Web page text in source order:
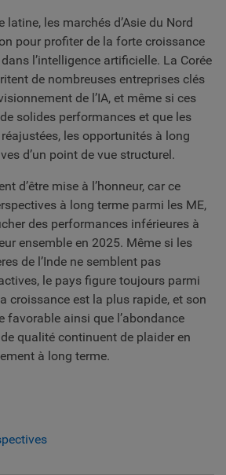
latine, les marchés d’Asie du Nord
pour profiter de la forte croissance
l’intelligence artificielle. La Corée
de nombreuses entreprises clés
de l’IA, et même si ces
solides performances et que les
les opportunités à long
d’un point de vue structurel.
d’être mise à l’honneur, car ce
à long terme parmi les ME,
des performances inférieures à
ensemble en 2025. Même si les
de l’Inde ne semblent pas
le pays figure toujours parmi
croissance est la plus rapide, et son
favorable ainsi que l’abondance
qualité continuent de plaider en
à long terme.